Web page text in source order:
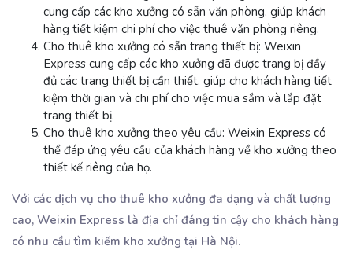
cung cấp các kho xưởng có sẵn văn phòng, giúp khách
hàng tiết kiệm chi phí cho việc thuê văn phòng riêng.
Cho thuê kho xưởng có sẵn trang thiết bị: Weixin
Express cung cấp các kho xưởng đã được trang bị đầy
đủ các trang thiết bị cần thiết, giúp cho khách hàng tiết
kiệm thời gian và chi phí cho việc mua sắm và lắp đặt
trang thiết bị.
Cho thuê kho xưởng theo yêu cầu: Weixin Express có
thể đáp ứng yêu cầu của khách hàng về kho xưởng theo
thiết kế riêng của họ.
Với các dịch vụ cho thuê kho xưởng đa dạng và chất lượng
cao, Weixin Express là địa chỉ đáng tin cậy cho khách hàng
có nhu cầu tìm kiếm kho xưởng tại Hà Nội.